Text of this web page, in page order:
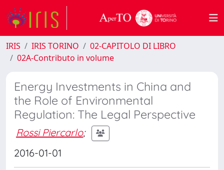
IRIS IRIS TORINO
02-CAPITOLO DI LIBRO
02A-Contributo in volume
Energy Investments in China and
the Role of Environmental
Regulation: The Legal Perspective
Rossi Piercarlo;
2016-01-01